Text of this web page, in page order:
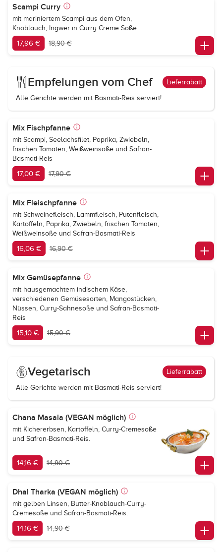
Scampi Curry
mit mariniertem Scampi aus dem Ofen,
Knoblauch, Ingwer in Curry Creme Soße
17,96 € 18,90 €
Empfelungen vom Chef Lieferrabatt
Alle Gerichte werden mit Basmati-Reis serviert!
Mix Fischpfanne
mit Scampi, Seelachsfilet, Paprika, Zwiebeln,
frischen Tomaten, Weißweinsoße und Safran-
Basmati-Reis
17,00 € 17,90 €
Mix Fleischpfanne
mit Schweinefleisch, Lammfleisch, Putenfleisch,
Kartoffeln, Paprika, Zwiebeln, frischen Tomaten,
Weißweinsoße und Safran-Basmati-Reis
16,06 € 16,90 €
Mix Gemüsepfanne
mit hausgemachtem indischem Käse,
verschiedenen Gemüsesorten, Mangostücken,
Nüssen, Curry-Sahnesoße und Safran-Basmati-
Reis
15,10 € 15,90 €
Vegetarisch Lieferrabatt
Alle Gerichte werden mit Basmati-Reis serviert!
Chana Masala (VEGAN möglich)
mit Kichererbsen, Kartoffeln, Curry-Cremesoße
und Safran-Basmati-Reis.
14,16 € 14,90 €
Dhal Tharka (VEGAN möglich)
mit gelben Linsen, Butter-Knoblauch-Curry-
Cremesoße und Safran-Basmati-Reis.
14,16 € 14,90 €